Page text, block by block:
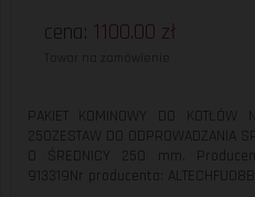
cena: 1100.00 zł
PAKIET KOMINOWY DO KOTŁÓW
250ZESTAW DO ODPROWADZANIA
O ŚREDNICY 250 mm.
913319Nr producenta: